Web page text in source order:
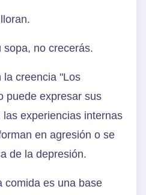
sopa, no crecerás.
la creencia "Los
puede expresar sus
experiencias internas
en agresión o se
de la depresión.
comida es una base